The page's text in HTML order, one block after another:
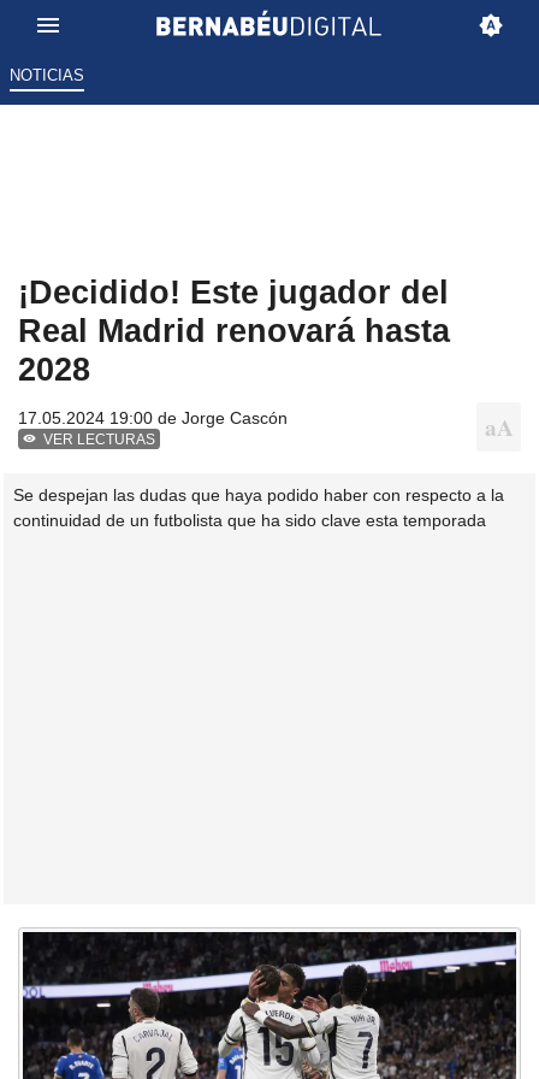
NOTICIAS
¡Decidido! Este jugador del
Real Madrid renovará hasta
2028
17.05.2024 19:00 de Jorge Cascón
VER LECTURAS
Se despejan las dudas que haya podido haber con respecto a la
continuidad de un futbolista que ha sido clave esta temporada